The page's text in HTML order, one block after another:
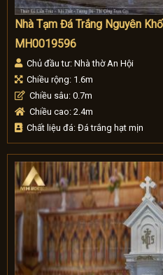
Nhà Tạm Đá Trắng Nguyên
MH0019596
Chủ đầu tư: Nhà thờ An Hội
Chiều rộng: 1.6m
Chiều sâu: 0.7m
Chiều cao: 2.4m
Chất liệu đá: Đá trắng hạt mịn